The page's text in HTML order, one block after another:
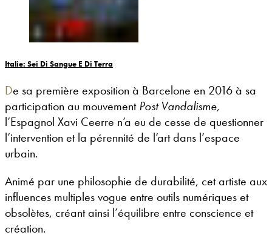
Italie: Sei Di Sangue E Di Terra
De sa première exposition à Barcelone en 2016 à sa
participation au mouvementPost Vandalisme,
l’Espagnol Xavi Ceerre n’a eu de cesse de questionner
l’intervention et la pérennité de l’art dans l’espace
urbain.
Animé par une philosophie de durabilité, cet artiste aux
influences multiples vogue entre outils numériques et
obsolètes, créant ainsi l’équilibre entre conscience et
création.